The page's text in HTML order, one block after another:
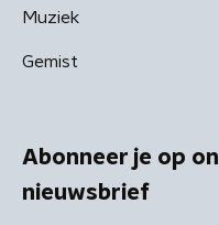
Muziek
Gemist
Abonneer je op
nieuwsbrief